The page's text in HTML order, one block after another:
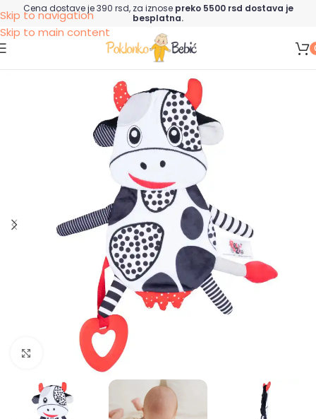
Skip to navigation
Skip to main content
Cena dostave je 390 rsd, za iznose preko 5500 rsd dostava je
besplatna.
Click to enlarge